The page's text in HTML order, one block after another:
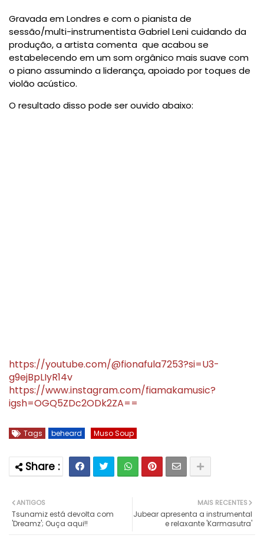
Gravada em Londres e com o pianista de
sessão/multi-instrumentista Gabriel Leni cuidando da
produção, a artista comenta que acabou se
estabelecendo em um som orgânico mais suave com
o piano assumindo a liderança, apoiado por toques de
violão acústico.
O resultado disso pode ser ouvido abaixo:
https://youtube.com/@fionafula7253?si=U3-
g9ejBpLIyR14v
https://www.instagram.com/fiamakamusic?
igsh=OGQ5ZDc2ODk2ZA==
Tags beheard Muso Soup
MAIS RECENTES
Jubear apresenta a instrumental
e relaxante 'Karmasutra'
ANTIGOS
Tsunamiz está devolta com
'Dreamz'; Ouça aqui!!